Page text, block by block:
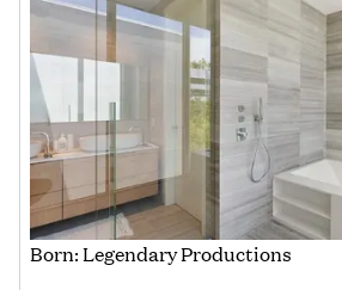
Born: Legendary Productions